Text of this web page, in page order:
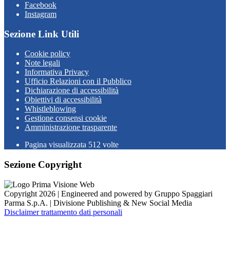
Facebook
Instagram
Sezione Link Utili
Cookie policy
Note legali
Informativa Privacy
Ufficio Relazioni con il Pubblico
Dichiarazione di accessibilità
Obiettivi di accessibilità
Whistleblowing
Gestione consensi cookie
Amministrazione trasparente
Pagina visualizzata 512 volte
Sezione Copyright
Copyright 2026 | Engineered and powered by Gruppo Spaggiari
Parma S.p.A. | Divisione Publishing & New Social Media
Disclaimer trattamento dati personali